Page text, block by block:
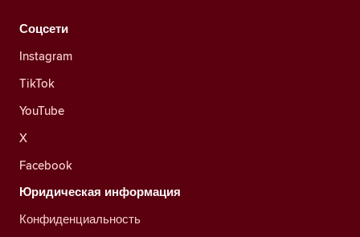
Соцсети
Instagram
TikTok
YouTube
X
Facebook
Юридическая информация
Конфиденциальность